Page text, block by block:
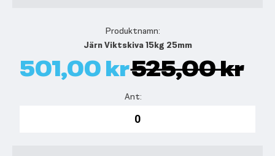
Järn Viktskiva 15kg 25mm
501,00 kr525,00 kr